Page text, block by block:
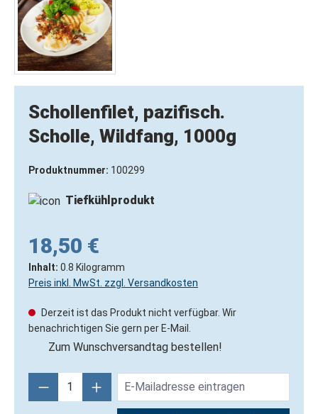
Schollenfilet, pazifisch.
Scholle, Wildfang, 1000g
Produktnummer: 100299
Tiefkühlprodukt
18,50 €
Inhalt: 0.8 Kilogramm
Preis inkl. MwSt. zzgl. Versandkosten
Derzeit ist das Produkt nicht verfügbar. Wir
benachrichtigen Sie gern per E-Mail.
Zum Wunschversandtag bestellen!